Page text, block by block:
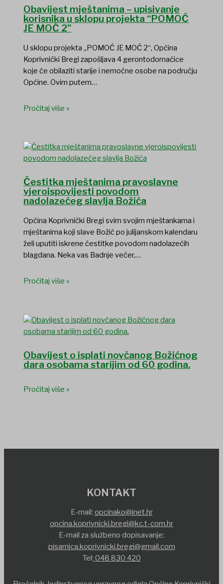
Obavijest mještanima – upisivanje
korisnika u sklopu projekta “POMOĆ
JE MOĆ 2”
U sklopu projekta „POMOĆ JE MOĆ 2“, Općina
Koprivnički Bregi zapošljava 4 gerontodomaćice
koje će obilaziti starije i nemoćne osobe na području
Općine. Ovim putem…
Pročitaj više »
Čestitka mještanima pravoslavne
vjeroispovijesti povodom
nadolazećeg slavlja Božića
Općina Koprivnički Bregi svim svojim mještankama i
mještanima koji slave Božić po julijanskom kalendaru
želi uputiti iskrene čestitke povodom nadolazećih
blagdana. Neka vas Badnje večer,…
Pročitaj više »
Obavijest o isplati novčanog Božićnog
dara osobama starijim od 60 godina.
Pročitaj više »
KONTAKT
E-mail: opcinako@inet.hr
opcina.koprivnicki.bregi@kc.t-com.hr
E-mail za službeno dopisavanje:
pisarnica.koprivnicki.bregi@gmail.com
Tel: 048 830 420